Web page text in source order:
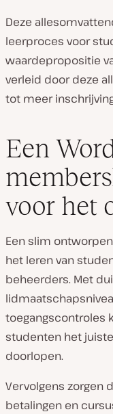
Deze
leerproces voor
waardepropositie
verleid door deze
tot meer
Een
voor het
Een slim
het leren van
beheerders. Met
toegangscontroles
studenten het
doorlopen.
Vervolgens zorgen
betalingen en